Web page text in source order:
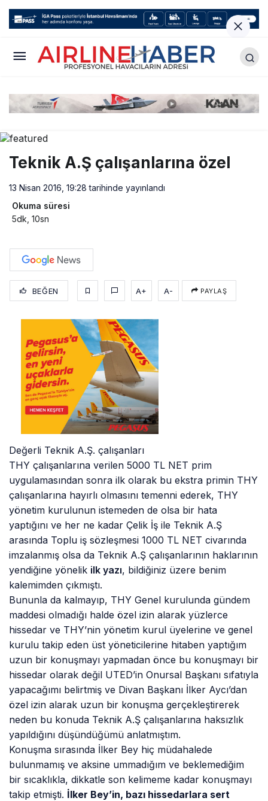
Teknik A.Ş çalışanlarına özel
13 Nisan 2016, 19:28 tarihinde yayınlandı
Okuma süresi
5dk, 10sn
BEĞEN A+ A- PAYLAŞ
Değerli Teknik A.Ş. çalışanları
THY çalışanlarına verilen 5000 TL NET prim
uygulamasından sonra ilk olarak bu ekstra primin THY
çalışanlarına hayırlı olmasını temenni ederek, THY
yönetim kurulunun istemeden de olsa bir hata
yaptığını ve her ne kadar Çelik İş ile Teknik A.Ş
arasında Toplu iş sözleşmesi 1000 TL NET civarında
imzalanmış olsa da Teknik A.Ş çalışanlarının haklarının
yendiğine yönelik ilk yazı, bildiğiniz üzere benim
kalemimden çıkmıştı.
Bununla da kalmayıp, THY Genel kurulunda gündem
maddesi olmadığı halde özel izin alarak yüzlerce
hissedar ve THY’nin yönetim kurul üyelerine ve genel
kurulu takip eden üst yöneticilerine hitaben yaptığım
uzun bir konuşmayı yapmadan önce bu konuşmayı bir
hissedar olarak değil UTED’in Onursal Başkanı sıfatıyla
yapacağımı belirtmiş ve Divan Başkanı İlker Aycı’dan
özel izin alarak uzun bir konuşma gerçekleştirerek
neden bu konuda Teknik A.Ş çalışanlarına haksızlık
yapıldığını düşündüğümü anlatmıştım.
Konuşma sırasında İlker Bey hiç müdahalede
bulunmamış ve aksine ummadığım ve beklemediğim
bir sıcaklıkla, dikkatle son kelimeme kadar konuşmayı
takip etmişti. İlker Bey’in, bazı hissedarlara sert